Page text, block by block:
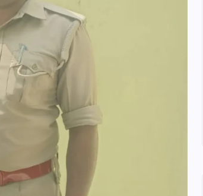
आजमगढ़ इजराइल में नौकरी दिलाने के नाम पर
भर्ती का झांसा,निजी रिक्रूटमेंट एजेंसी पर
मुकदमा दर्ज
news8pmtoday